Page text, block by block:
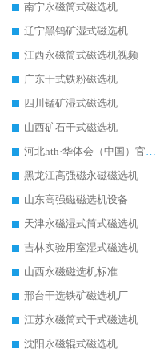
南宁永磁筒式磁选机
辽宁黑钨矿湿式磁选机
江西永磁筒式磁选机视频
广东干式铁粉磁选机
四川锰矿湿式磁选机
山西矿石干式磁选机
河北hth·华体会（中国）官方网站-hth.com 工作视频
黑龙江高强磁永磁磁选机
山东高强磁磁选机设备
天津永磁湿式筒式磁选机
吉林实验用室湿式磁选机
山西永磁磁选机标准
邢台干选铁矿磁选机厂
江苏永磁筒式干式磁选机
沈阳永磁辊式磁选机